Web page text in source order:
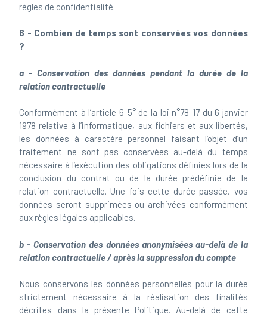
règles de confidentialité.
6 - Combien de temps sont conservées vos données
?
a - Conservation des données pendant la durée de la
relation contractuelle
Conformément à l’article 6-5° de la loi n°78-17 du 6 janvier
1978 relative à l’informatique, aux fichiers et aux libertés,
les données à caractère personnel faisant l’objet d’un
traitement ne sont pas conservées au-delà du temps
nécessaire à l’exécution des obligations définies lors de la
conclusion du contrat ou de la durée prédéfinie de la
relation contractuelle. Une fois cette durée passée, vos
données seront supprimées ou archivées conformément
aux règles légales applicables.
b - Conservation des données anonymisées au-delà de la
relation contractuelle / après la suppression du compte
Nous conservons les données personnelles pour la durée
strictement nécessaire à la réalisation des finalités
décrites dans la présente Politique. Au-delà de cette